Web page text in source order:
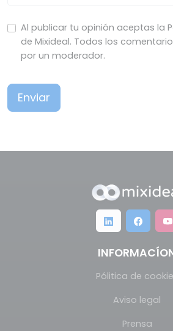
Al publicar tu opinión aceptas la
de Mixideal. Todos los
por un moderador.
Enviar
Pólitica de
Aviso legal
Prensa